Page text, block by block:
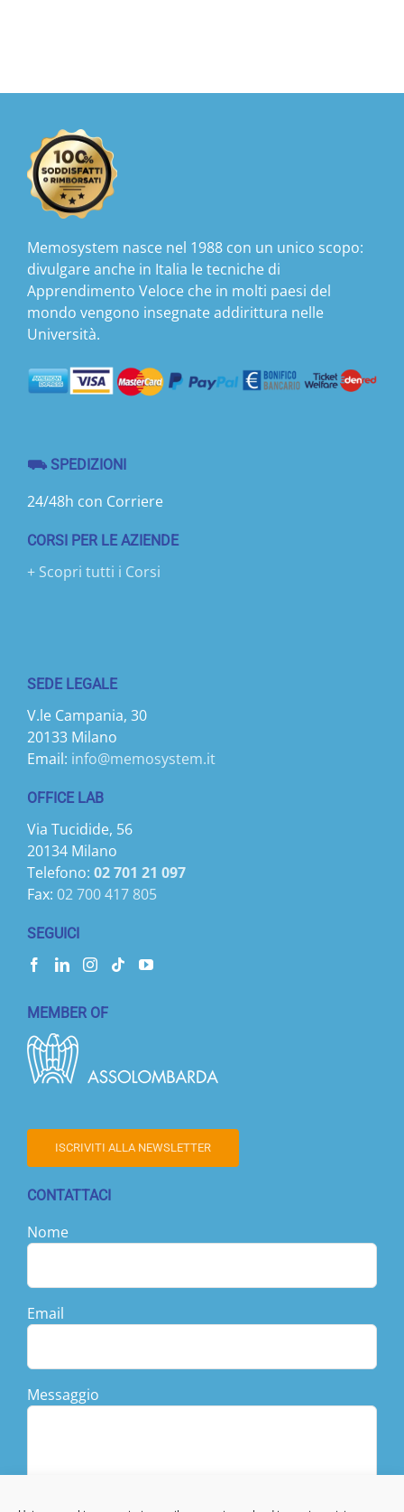
Memosystem nasce nel 1988 con un unico scopo:
divulgare anche in Italia le tecniche di
Apprendimento Veloce che in molti paesi del
mondo vengono insegnate addirittura nelle
Università.
⛟ SPEDIZIONI
24/48h con Corriere
CORSI PER LE AZIENDE
+ Scopri tutti i Corsi
SEDE LEGALE
V.le Campania, 30
20133 Milano
Email: info@memosystem.it
OFFICE LAB
Via Tucidide, 56
20134 Milano
Telefono: 02 701 21 097
Fax: 02 700 417 805
SEGUICI
MEMBER OF
ISCRIVITI ALLA NEWSLETTER
CONTATTACI
Nome
Email
Messaggio